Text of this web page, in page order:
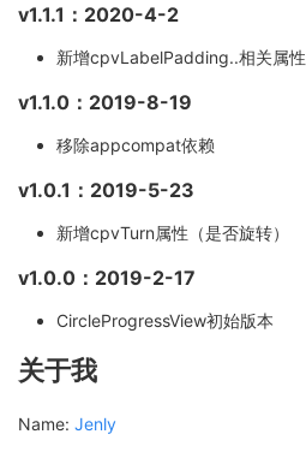
v1.1.1：2020-4-2
新增cpvLabelPadding..相关属性
v1.1.0：2019-8-19
移除appcompat依赖
v1.0.1：2019-5-23
新增cpvTurn属性（是否旋转）
v1.0.0：2019-2-17
CircleProgressView初始版本
关于我
Name: Jenly